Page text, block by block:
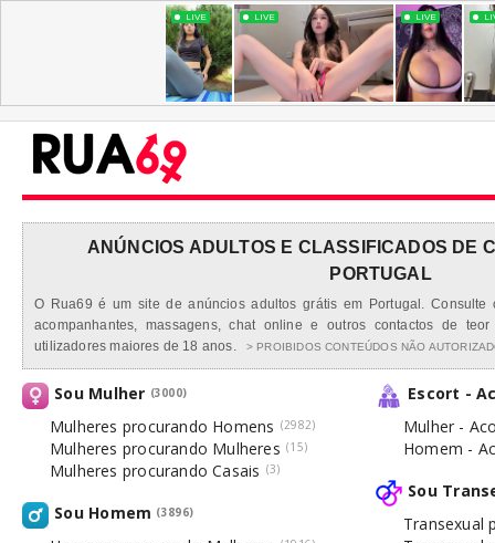
ANÚNCIOS ADULTOS E CLASSIFICADOS DE
PORTUGAL
O Rua69 é um site de anúncios adultos grátis em Portugal. Consulte
acompanhantes, massagens, chat online e outros contactos de
utilizadores maiores de 18 anos.
> PROIBIDOS CONTEÚDOS NÃO
Sou Mulher (3000)
Mulheres procurando Homens (2982)
Mulheres procurando Mulheres (15)
Mulheres procurando Casais (3)
Sou Homem (3896)
Escort -
Mulher -
Homem -
Sou
Transexual